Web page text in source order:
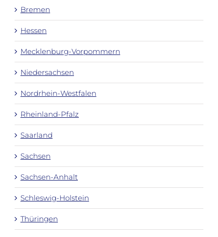
Bremen
Hessen
Mecklenburg-Vorpommern
Niedersachsen
Nordrhein-Westfalen
Rheinland-Pfalz
Saarland
Sachsen
Sachsen-Anhalt
Schleswig-Holstein
Thüringen